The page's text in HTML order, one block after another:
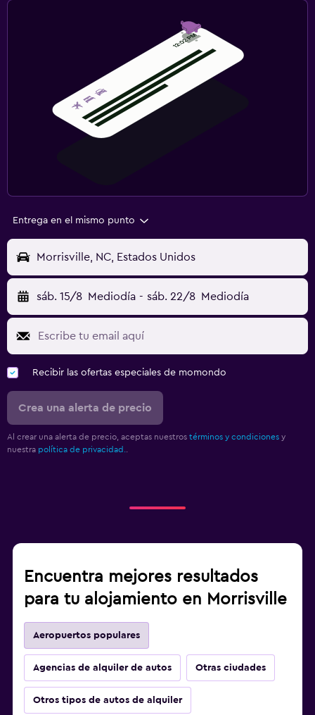
Entrega en el mismo punto
Morrisville, NC, Estados Unidos
sáb. 15/8 Mediodía - sáb. 22/8 Mediodía
Recibir las ofertas especiales de momondo
Crea una alerta de precio
Al crear una alerta de precio, aceptas nuestros términos y condiciones y
nuestra política de privacidad.
Encuentra mejores resultados
para tu alojamiento en Morrisville
Aeropuertos populares
Agencias de alquiler de autos Otras ciudades
Otros tipos de autos de alquiler